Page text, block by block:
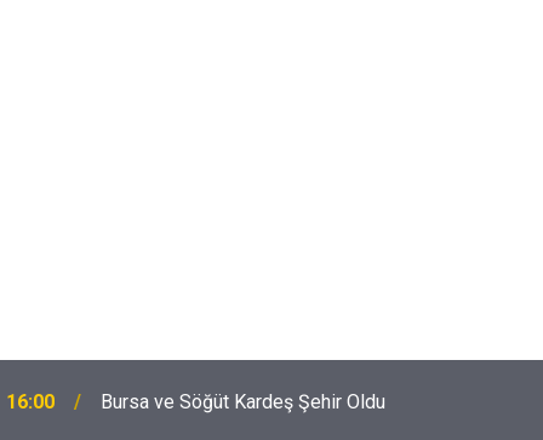
16:00 Bursa ve Söğüt Kardeş Şehir Oldu